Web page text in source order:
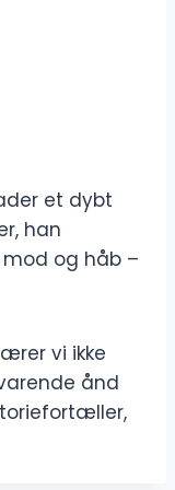
et dybt
han
og håb –
vi ikke
ånd